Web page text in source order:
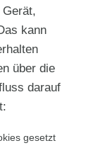
kann
über die
darauf
gesetzt